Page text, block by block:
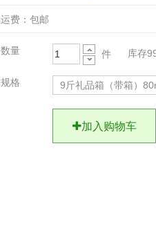
运费：包邮
数量 件 库存
规格 9斤礼品箱（带箱）
加入购物车